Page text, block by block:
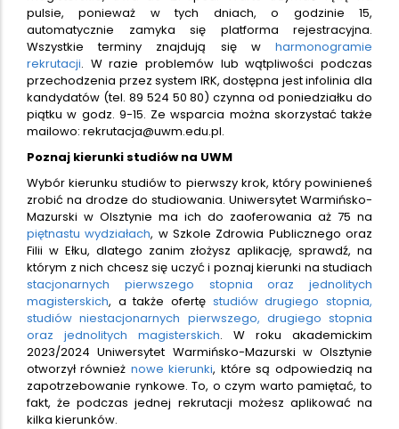
pulsie, ponieważ w tych dniach, o godzinie 15,
automatycznie zamyka się platforma rejestracyjna.
Wszystkie terminy znajdują się w harmonogramie
rekrutacji. W razie problemów lub wątpliwości podczas
przechodzenia przez system IRK, dostępna jest infolinia dla
kandydatów (tel. 89 524 50 80) czynna od poniedziałku do
piątku w godz. 9-15. Ze wsparcia można skorzystać także
mailowo: rekrutacja@uwm.edu.pl.
Poznaj kierunki studiów na UWM
Wybór kierunku studiów to pierwszy krok, który powinieneś
zrobić na drodze do studiowania. Uniwersytet Warmińsko-
Mazurski w Olsztynie ma ich do zaoferowania aż 75 na
piętnastu wydziałach, w Szkole Zdrowia Publicznego oraz
Filii w Ełku, dlatego zanim złożysz aplikację, sprawdź, na
którym z nich chcesz się uczyć i poznaj kierunki na studiach
stacjonarnych pierwszego stopnia oraz jednolitych
magisterskich, a także ofertę studiów drugiego stopnia,
studiów niestacjonarnych pierwszego, drugiego stopnia
oraz jednolitych magisterskich. W roku akademickim
2023/2024 Uniwersytet Warmińsko-Mazurski w Olsztynie
otworzył również nowe kierunki, które są odpowiedzią na
zapotrzebowanie rynkowe. To, o czym warto pamiętać, to
fakt, że podczas jednej rekrutacji możesz aplikować na
kilka kierunków.